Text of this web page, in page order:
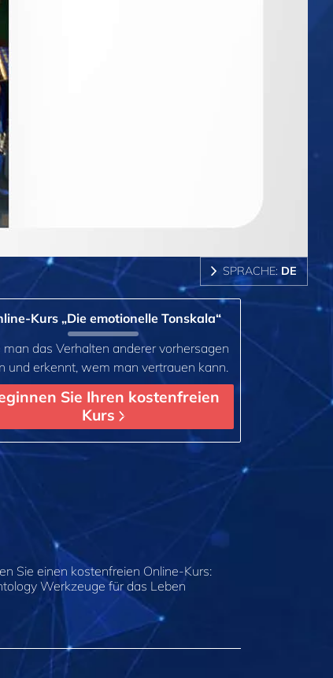
SPRACHE: DE
Kurs „Die emotionelle Tonskala“
man das Verhalten anderer vorhersagen
und erkennt, wem man vertrauen kann.
Sie Ihren kostenfreien
Kurs
Sie einen kostenfreien Online-Kurs:
Werkzeuge für das Leben